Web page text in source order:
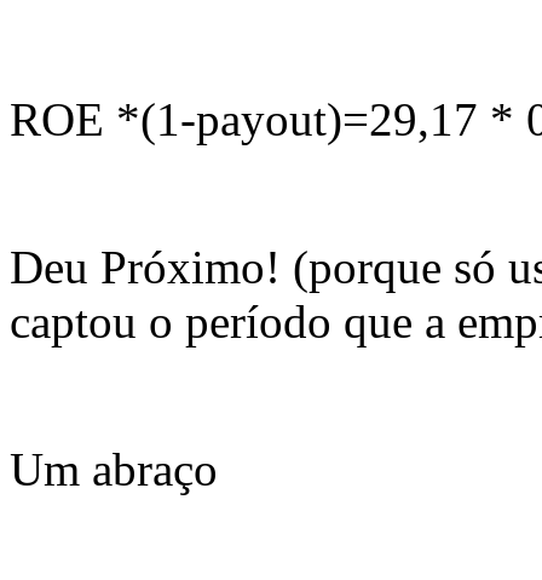
ROE *(1-payout)=29,17 *
Deu Próximo! (porque só
captou o período que a
Um abraço